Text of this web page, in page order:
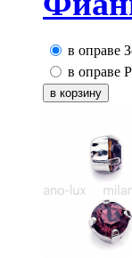
в оправе
в оправе